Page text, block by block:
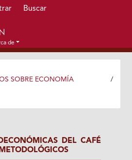
principal
Buscar
de
SOBRE ECONOMÍA
/
DEL CAFÉ